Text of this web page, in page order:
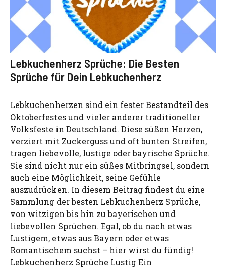
Lebkuchenherz Sprüche: Die Besten
Sprüche für Dein Lebkuchenherz
Lebkuchenherzen sind ein fester Bestandteil des
Oktoberfestes und vieler anderer traditioneller
Volksfeste in Deutschland. Diese süßen Herzen,
verziert mit Zuckerguss und oft bunten Streifen,
tragen liebevolle, lustige oder bayrische Sprüche.
Sie sind nicht nur ein süßes Mitbringsel, sondern
auch eine Möglichkeit, seine Gefühle
auszudrücken. In diesem Beitrag findest du eine
Sammlung der besten Lebkuchenherz Sprüche,
von witzigen bis hin zu bayerischen und
liebevollen Sprüchen. Egal, ob du nach etwas
Lustigem, etwas aus Bayern oder etwas
Romantischem suchst – hier wirst du fündig!
Lebkuchenherz Sprüche Lustig Ein